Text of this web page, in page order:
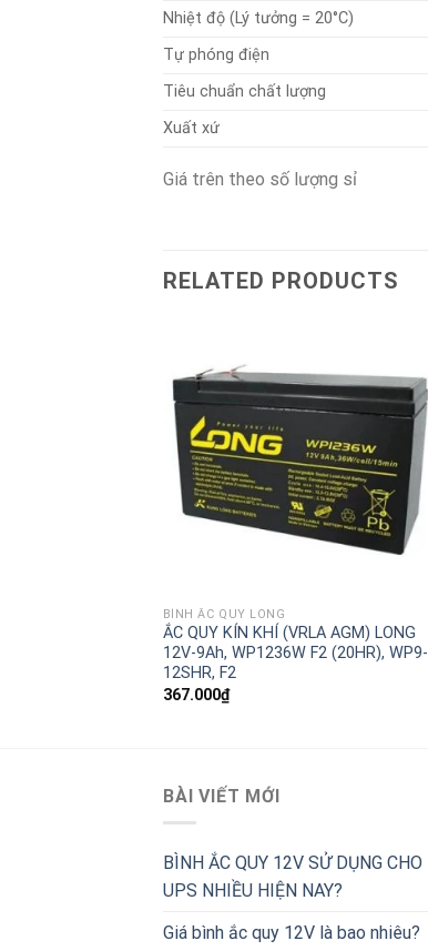
Nhiệt độ (Lý tưởng = 20°C)
Tự phóng điện
Tiêu chuẩn chất lượng
Xuất xứ
Giá trên theo số lượng sỉ
RELATED PRODUCTS
BÌNH ẮC QUY LONG
ẮC QUY KÍN KHÍ (VRLA AGM) LONG
12V-9Ah, WP1236W F2 (20HR), WP9-
12SHR, F2
367.000₫
BÀI VIẾT MỚI
BÌNH ẮC QUY 12V SỬ DỤNG CHO
UPS NHIỀU HIỆN NAY?
Giá bình ắc quy 12V là bao nhiêu?